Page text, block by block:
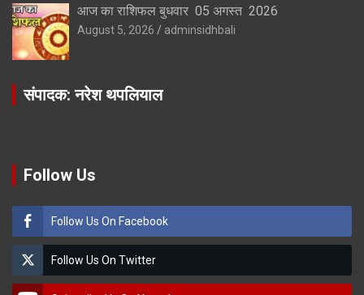
आज का राशिफल बुधवार 05 अगस्त 2026
August 5, 2026 adminsidhbali
संपादक: नरेश थपलियाल
Follow Us
Follow Us On Facebook
Follow Us On Twitter